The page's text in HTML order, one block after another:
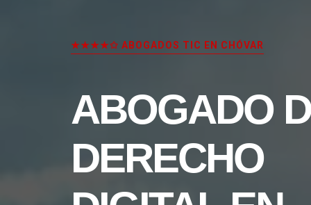
★★★★✩ ABOGADOS TIC EN CHÓVAR
ABOGADO
DERECHO